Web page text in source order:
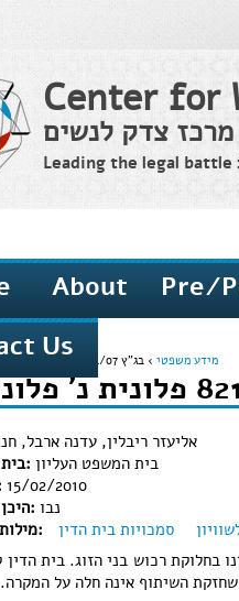
Center for
מרכז צדק לנשים
Leading the legal
About Pre/
Us
here
מידע משפטי› בג"ץ 8214/07 פלונית נ' פלוני
אליעזר ריבלין, עדנה ארבל,
בית משפט:בית המשפט העליון
15/02/2010
היכן פורסם: נבו
מילות מפתח:
סמכויות בית הדין
בחלוקת רכוש בני הזוג. בית הדין
שחזקת השיתוף אינה חלה על המקרה.